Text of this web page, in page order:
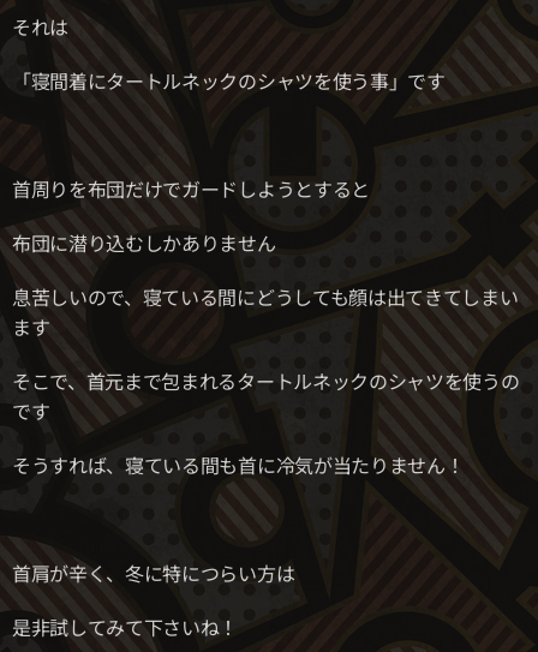
それは
「寝間着にタートルネックのシャツを使う事」です
首周りを布団だけでガードしようとすると
布団に潜り込むしかありません
息苦しいので、寝ている間にどうしても顔は出てきてしまい
ます
そこで、首元まで包まれるタートルネックのシャツを使うの
です
そうすれば、寝ている間も首に冷気が当たりません！
首肩が辛く、冬に特につらい方は
是非試してみて下さいね！